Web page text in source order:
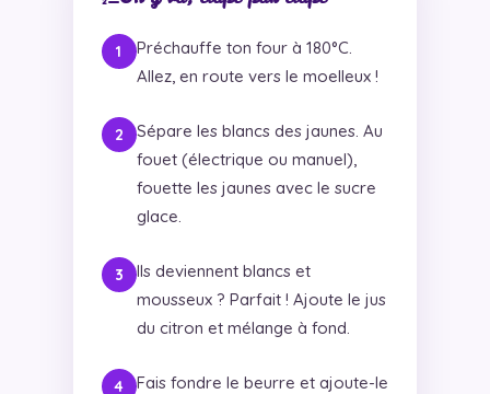
Préchauffe ton four à 180°C.
Allez, en route vers le moelleux !
Sépare les blancs des jaunes. Au
fouet (électrique ou manuel),
fouette les jaunes avec le sucre
glace.
Ils deviennent blancs et
mousseux ? Parfait ! Ajoute le jus
du citron et mélange à fond.
Fais fondre le beurre et ajoute-le